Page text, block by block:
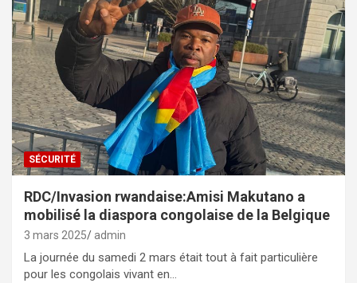
SÉCURITÉ
RDC/Invasion rwandaise:Amisi Makutano a
mobilisé la diaspora congolaise de la Belgique
3 mars 2025 admin
La journée du samedi 2 mars était tout à fait particulière
pour les congolais vivant en…